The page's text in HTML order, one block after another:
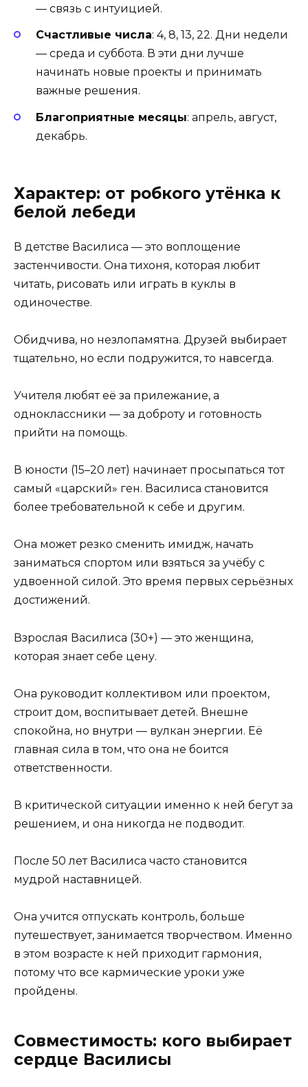
— связь с интуицией.
Счастливые числа: 4, 8, 13, 22. Дни недели
— среда и суббота. В эти дни лучше
начинать новые проекты и принимать
важные решения.
Благоприятные месяцы: апрель, август,
декабрь.
Характер: от робкого утёнка к
белой лебеди
В детстве Василиса — это воплощение
застенчивости. Она тихоня, которая любит
читать, рисовать или играть в куклы в
одиночестве.
Обидчива, но незлопамятна. Друзей выбирает
тщательно, но если подружится, то навсегда.
Учителя любят её за прилежание, а
одноклассники — за доброту и готовность
прийти на помощь.
В юности (15–20 лет) начинает просыпаться тот
самый «царский» ген. Василиса становится
более требовательной к себе и другим.
Она может резко сменить имидж, начать
заниматься спортом или взяться за учёбу с
удвоенной силой. Это время первых серьёзных
достижений.
Взрослая Василиса (30+) — это женщина,
которая знает себе цену.
Она руководит коллективом или проектом,
строит дом, воспитывает детей. Внешне
спокойна, но внутри — вулкан энергии. Её
главная сила в том, что она не боится
ответственности.
В критической ситуации именно к ней бегут за
решением, и она никогда не подводит.
После 50 лет Василиса часто становится
мудрой наставницей.
Она учится отпускать контроль, больше
путешествует, занимается творчеством. Именно
в этом возрасте к ней приходит гармония,
потому что все кармические уроки уже
пройдены.
Совместимость: кого выбирает
сердце Василисы